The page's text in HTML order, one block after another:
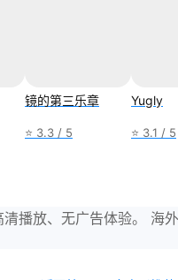
镜的第三乐章
⭐ 3.3 / 5
Yugly
⭐ 3.1 / 5
播放、无广告体验。